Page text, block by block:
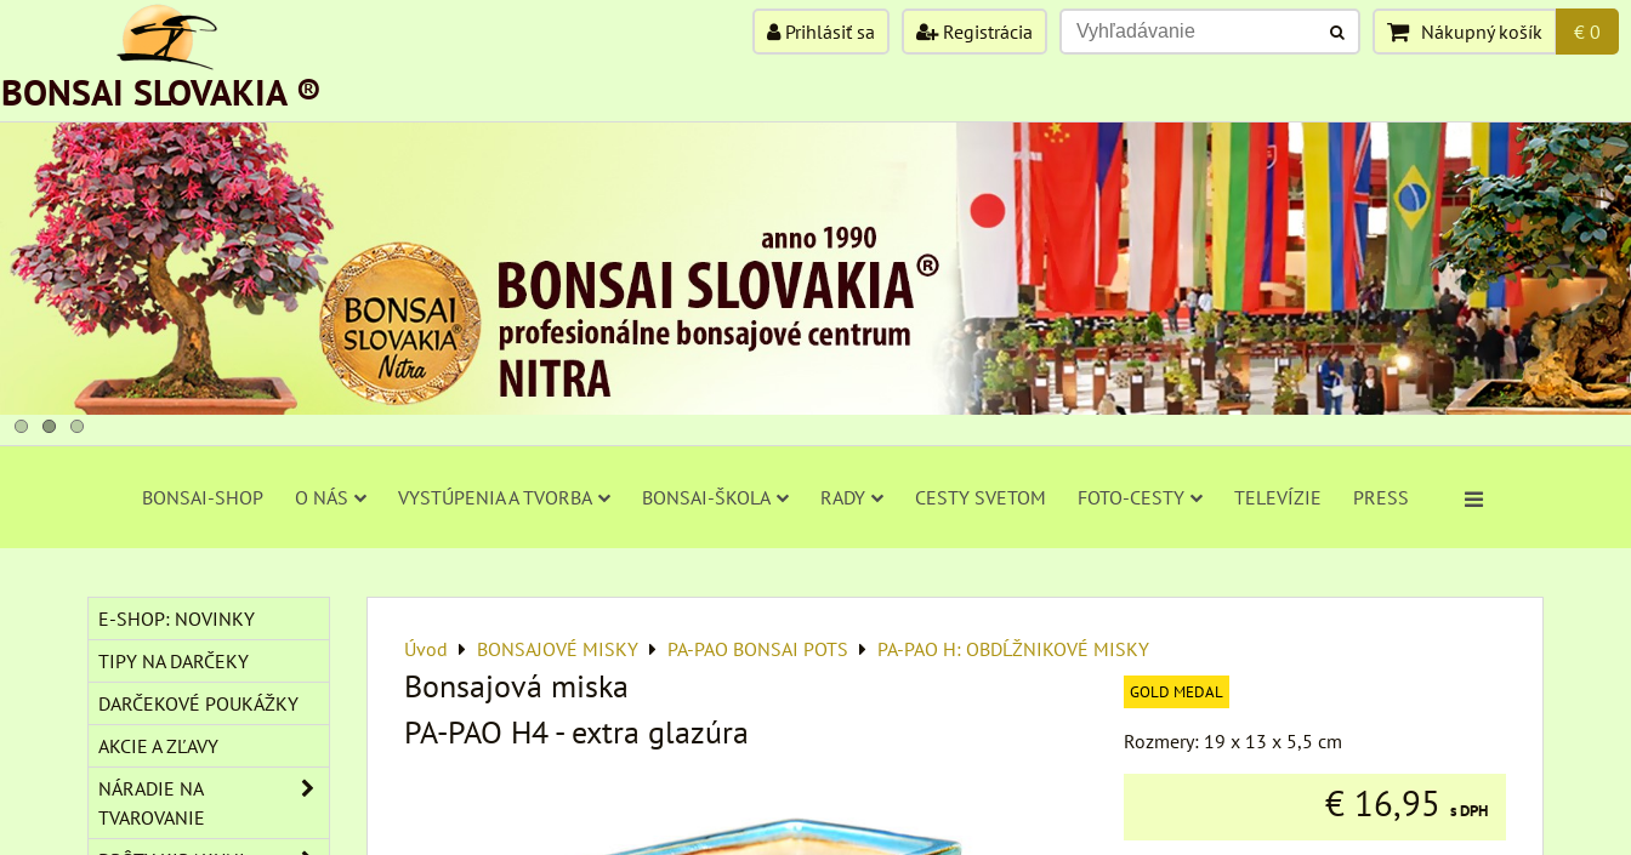
BONSAI SLOVAKIA ®
Prihlásiť sa Registrácia Nákupný košík € 0
BONSAI-SHOP O NÁS VYSTÚPENIA A TVORBA BONSAI-ŠKOLA RADY CESTY SVETOM FOTO-CESTY TELEVÍZIE PRESS
Úvod BONSAJOVÉ MISKY PA-PAO BONSAI POTS PA-PAO H: OBDĹŽNIKOVÉ MISKY
Bonsajová miska
PA-PAO H4 - extra glazúra
GOLD MEDAL
Rozmery: 19 x 13 x 5,5 cm
€ 16,95 s DPH
E-SHOP: NOVINKY
TIPY NA DARČEKY
DARČEKOVÉ POUKÁŽKY
AKCIE A ZĽAVY
NÁRADIE NA
TVAROVANIE